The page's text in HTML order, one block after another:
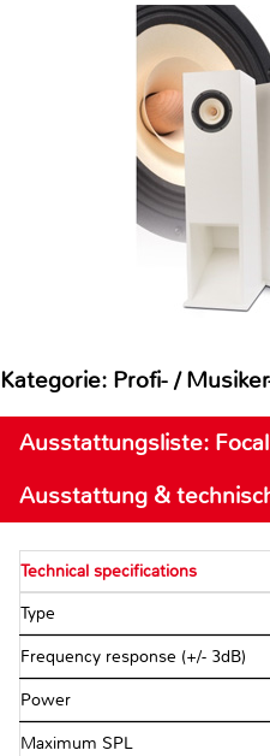
Kategorie: Profi- /
Ausstattungsliste:
Ausstattung &
Technical specifications
Type
Frequency response (+/- 3dB)
Power
Maximum SPL